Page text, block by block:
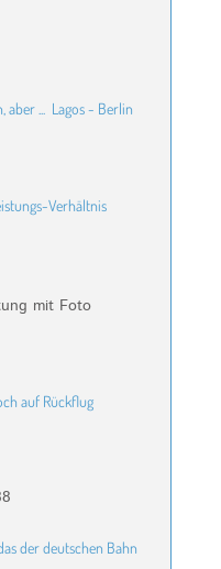
aber ... Lagos - Berlin
Verhältnis
auf Rückflug
der deutschen Bahn